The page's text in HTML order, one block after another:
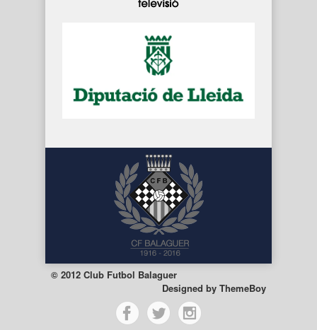
© 2012 Club Futbol Balaguer
Designed by ThemeBoy